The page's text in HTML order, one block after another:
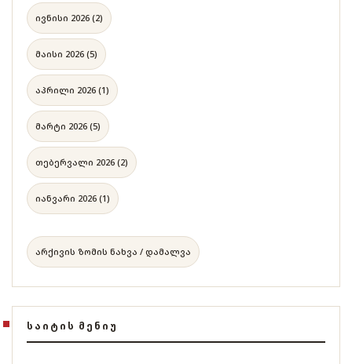
ივნისი 2026 (2)
მაისი 2026 (5)
აპრილი 2026 (1)
მარტი 2026 (5)
თებერვალი 2026 (2)
იანვარი 2026 (1)
არქივის ზომის ნახვა / დამალვა
ᲡᲐᲘᲢᲘᲡ ᲛᲔᲜᲘᲣ